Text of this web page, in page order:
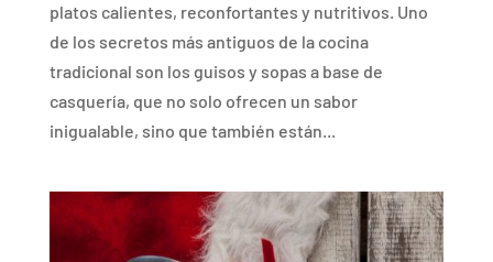
platos calientes, reconfortantes y nutritivos. Uno
de los secretos más antiguos de la cocina
tradicional son los guisos y sopas a base de
casquería, que no solo ofrecen un sabor
inigualable, sino que también están...